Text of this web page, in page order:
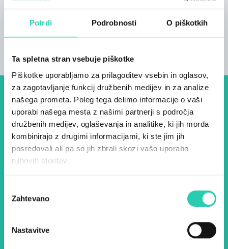
Potrdi Podrobnosti O piškotkih
Ta spletna stran vsebuje piškotke
Piškotke uporabljamo za prilagoditev vsebin in oglasov,
za zagotavljanje funkcij družbenih medijev in za analize
našega prometa. Poleg tega delimo informacije o vaši
uporabi našega mesta z našimi partnerji s področja
družbenih medijev, oglaševanja in analitike, ki jih morda
kombinirajo z drugimi informacijami, ki ste jim jih
posredovali ali pa so jih zbrali skozi vašo uporabo
njihovih storitev.
soglasja
Zahtevano
Nastavitve
Dogodki, članki in zgodbe iz
evropske prestolnice kulture
– prijavite se na naš novičnik
in ostanite na tekočem z
našimi aktivnostmi.